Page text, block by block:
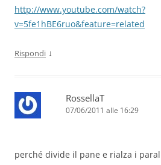
http://www.youtube.com/watch?
v=5fe1hBE6ruo&feature=related
Rispondi ↓
RossellaT
07/06/2011 alle 16:29
perché divide il pane e rialza i